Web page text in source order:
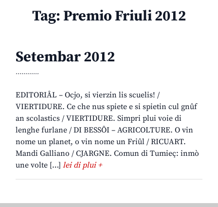
Tag: Premio Friuli 2012
Setembar 2012
............
EDITORIÂL – Ocjo, si vierzin lis scuelis! /
VIERTIDURE. Ce che nus spiete e si spietin cul gnûf
an scolastics / VIERTIDURE. Simpri plui voie di
lenghe furlane / DI BESSÔI – AGRICOLTURE. O vin
nome un planet, o vin nome un Friûl / RICUART.
Mandi Galliano / CJARGNE. Comun di Tumieç: inmò
une volte […] lei di plui +